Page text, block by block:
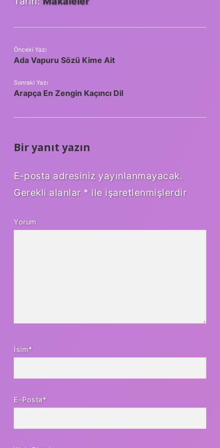
Önceki Yazı
Ada Vapuru Sözü Kime Ait
Sonraki Yazı
Arapça En Zengin Kaçıncı Dil
Bir yanıt yazın
E-posta adresiniz yayınlanmayacak.
Gerekli alanlar * ile işaretlenmişlerdir
Yorum
İsim*
E-Posta*